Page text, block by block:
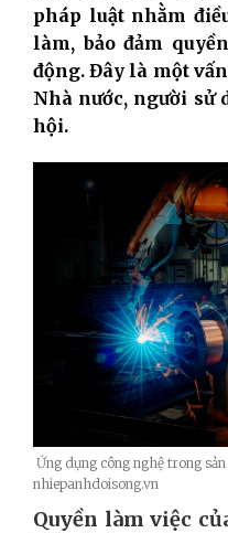
pháp luật nhằm
làm, bảo đảm
động. Đây là một
Nhà nước, người sử
hội.
Ứng dụng công nghệ trong
nhiepanhdoisong.vn
Quyền làm việc